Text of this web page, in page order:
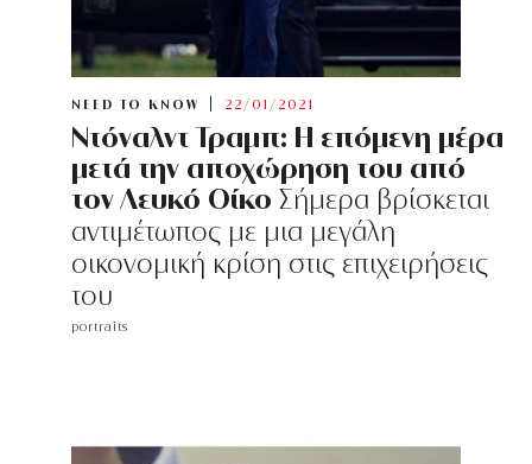
NEED TO KNOW 22/01/2021
Ντόναλντ Τραμπ: Η επόμενη μέρα
μετά την αποχώρηση του από
τον Λευκό Οίκο Σήμερα βρίσκεται
αντιμέτωπος με μια μεγάλη
οικονομική κρίση στις επιχειρήσεις
του
portraits